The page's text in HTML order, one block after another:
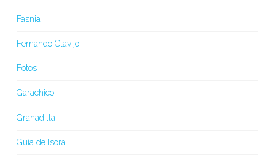
Fasnia
Fernando Clavijo
Fotos
Garachico
Granadilla
Guía de Isora